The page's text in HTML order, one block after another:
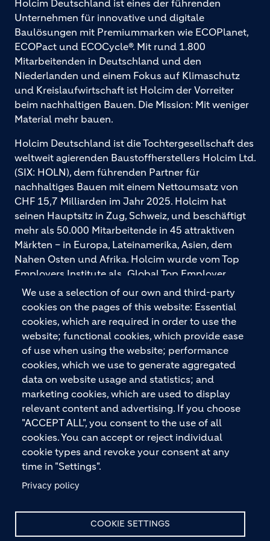
We use a selection of our own and third-party
cookies on the pages of this website: Essential
cookies, which are required in order to use the
website; functional cookies, which provide ease
of use when using the website; performance
cookies, which we use to generate aggregated
data on website usage and statistics; and
marketing cookies, which are used to display
relevant content and advertising. If you choose
"ACCEPT ALL", you consent to the use of all
cookies. You can accept or reject individual
cookie types and revoke your consent at any
time in "Settings".
Privacy policy
COOKIE SETTINGS
KONTAKTIEREN SIE UNS
Holcim Deutschland ist eines der führenden
Unternehmen für innovative und digitale
Baulösungen mit Premiummarken wie ECOPlanet,
ECOPact und ECOCycle®. Mit rund 1.800
Mitarbeitenden in Deutschland und den
Niederlanden und einem Fokus auf Klimaschutz
und Kreislaufwirtschaft ist Holcim der Vorreiter
beim nachhaltigen Bauen. Die Mission: Mit weniger
Material mehr bauen.
Holcim Deutschland ist die Tochtergesellschaft des
weltweit agierenden Baustoffherstellers Holcim Ltd.
(SIX: HOLN), dem führenden Partner für
nachhaltiges Bauen mit einem Nettoumsatz von
CHF 15,7 Milliarden im Jahr 2025. Holcim hat
seinen Hauptsitz in Zug, Schweiz, und beschäftigt
mehr als 50.000 Mitarbeitende in 45 attraktiven
Märkten – in Europa, Lateinamerika, Asien, dem
Nahen Osten und Afrika. Holcim wurde vom Top
Employers Institute als „Global Top Employer
2026“ ausgezeichnet. Holcim bietet hochwertige
Baustoffe und integrierte Baulösungen für den
gesamten Bauprozess – vom Fundament über den
Boden bis zu Wänden und Dächern – mit
Premiummarken wie ECOPact, ECOPlanet,
ECOCycle und Ytong.